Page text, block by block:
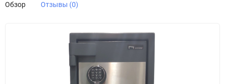
Обзор Отзывы (0)